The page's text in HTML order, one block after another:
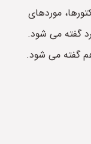
موردهای
گفته می شود.
گفته می شود.